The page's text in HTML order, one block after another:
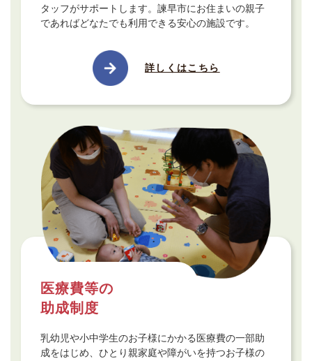
タッフがサポートします。諫早市にお住まいの親子
であればどなたでも利用できる安心の施設です。
詳しくはこちら
医療費等の
助成制度
乳幼児や小中学生のお子様にかかる医療費の一部助
成をはじめ、ひとり親家庭や障がいを持つお子様の